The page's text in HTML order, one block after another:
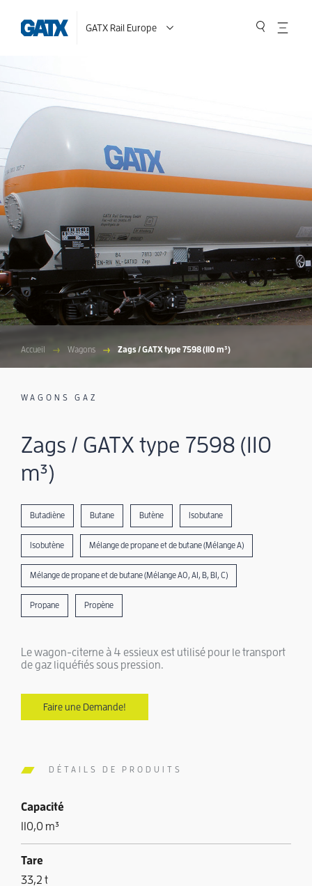
GATX Rail Europe
Accueil Wagons Zags / GATX type 7598 (110 m³)
WAGONS GAZ
Zags / GATX type 7598 (110
m³)
Butadiène Butane Butène Isobutane
Isobutène Mélange de propane et de butane (Mélange A)
Mélange de propane et de butane (Mélange A0, A1, B, B1, C)
Propane Propène
Le wagon-citerne à 4 essieux est utilisé pour le transport
de gaz liquéfiés sous pression.
Faire une Demande!
DÉTAILS DE PRODUITS
Capacité
110,0 m³
Tare
33,2 t